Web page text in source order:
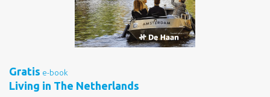
Gratis e-book
Living in The Netherlands